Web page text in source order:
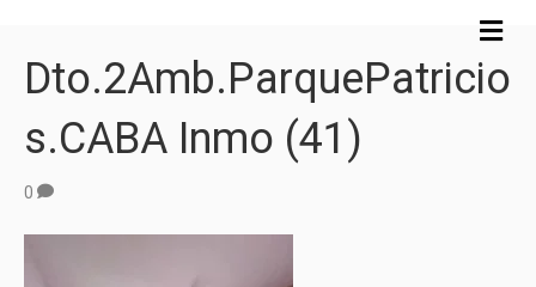
M
e
n
ú
Dto.2Amb.ParquePatricio
S.CABA Inmo (41)
0